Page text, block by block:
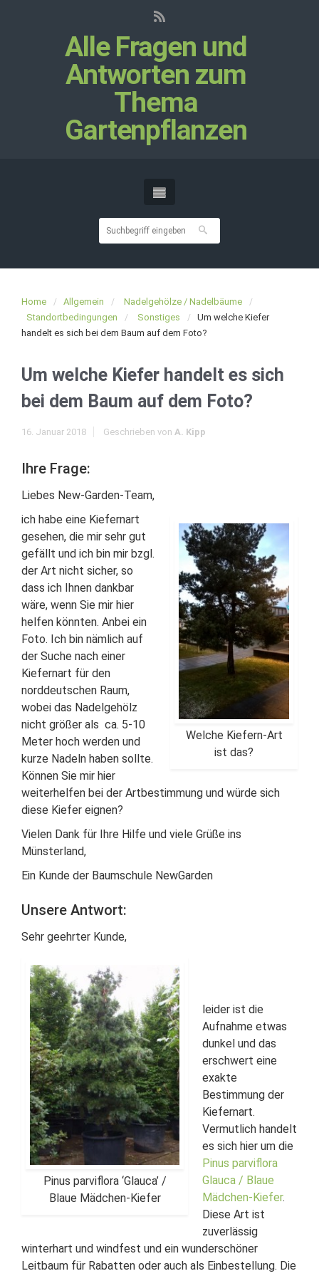
Alle Fragen und
Antworten zum
Thema
Gartenpflanzen
Home Allgemein
Nadelgehölze / Nadelbäume
Standortbedingungen
Sonstiges
Um welche Kiefer
handelt es sich bei dem Baum auf dem Foto?
Um welche Kiefer handelt es sich
bei dem Baum auf dem Foto?
16. Januar 2018 Geschrieben von A. Kipp
Ihre Frage:
Liebes New-Garden-Team,
Welche Kiefern-Art
ist das?
ich habe eine Kiefernart
gesehen, die mir sehr gut
gefällt und ich bin mir bzgl.
der Art nicht sicher, so
dass ich Ihnen dankbar
wäre, wenn Sie mir hier
helfen könnten. Anbei ein
Foto. Ich bin nämlich auf
der Suche nach einer
Kiefernart für den
norddeutschen Raum,
wobei das Nadelgehölz
nicht größer als ca. 5-10
Meter hoch werden und
kurze Nadeln haben sollte.
Können Sie mir hier
weiterhelfen bei der Artbestimmung und würde sich
diese Kiefer eignen?
Vielen Dank für Ihre Hilfe und viele Grüße ins
Münsterland,
Ein Kunde der Baumschule NewGarden
Unsere Antwort:
Sehr geehrter Kunde,
Pinus parviflora ‘Glauca’ /
Blaue Mädchen-Kiefer
leider ist die
Aufnahme etwas
dunkel und das
erschwert eine
exakte
Bestimmung der
Kiefernart.
Vermutlich handelt
es sich hier um die
Pinus parviflora
Glauca / Blaue
Mädchen-Kiefer.
Diese Art ist
zuverlässig
winterhart und windfest und ein wunderschöner
Leitbaum für Rabatten oder auch als Einbestellung. Die